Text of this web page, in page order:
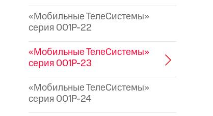
«Мобильные ТелеСистемы»
серия 001P-22
«Мобильные ТелеСистемы»
серия 001P-23
«Мобильные ТелеСистемы»
серия 001P-24